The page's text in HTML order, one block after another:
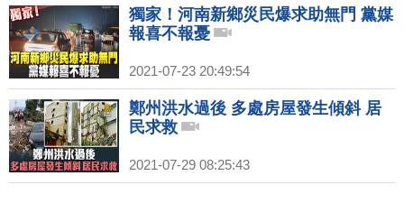
獨家！河南新鄉災民爆求助無門 黨媒
報喜不報憂
2021-07-23 20:49:54
鄭州洪水過後 多處房屋發生傾斜 居
民求救
2021-07-29 08:25:43